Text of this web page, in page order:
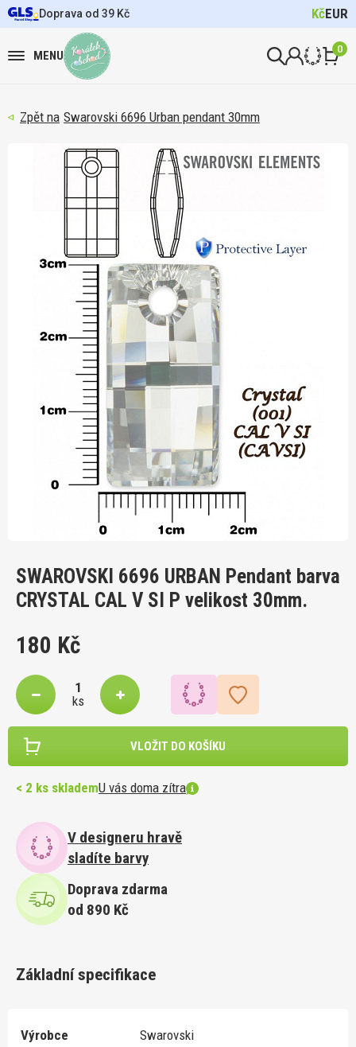
Doprava od 39 Kč KčEUR
MENU 0
Swarovski 6696 Urban pendant 30mm
SWAROVSKI 6696 URBAN Pendant barva
CRYSTAL CAL V SI P velikost 30mm.
180 Kč
ks
VLOŽIT DO KOŠÍKU
< 2 ks sklademU vás doma zítra
V designeru hravě
sladíte barvy
Doprava zdarma
od 890 Kč
Základní specifikace
Výrobce Swarovski